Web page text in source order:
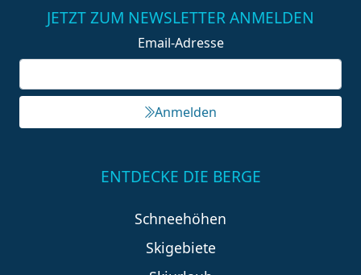
JETZT ZUM NEWSLETTER ANMELDEN
Email-Adresse
Anmelden
ENTDECKE DIE BERGE
Schneehöhen
Skigebiete